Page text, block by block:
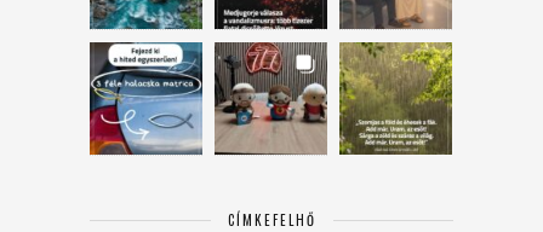
CÍMKEFELHŐ